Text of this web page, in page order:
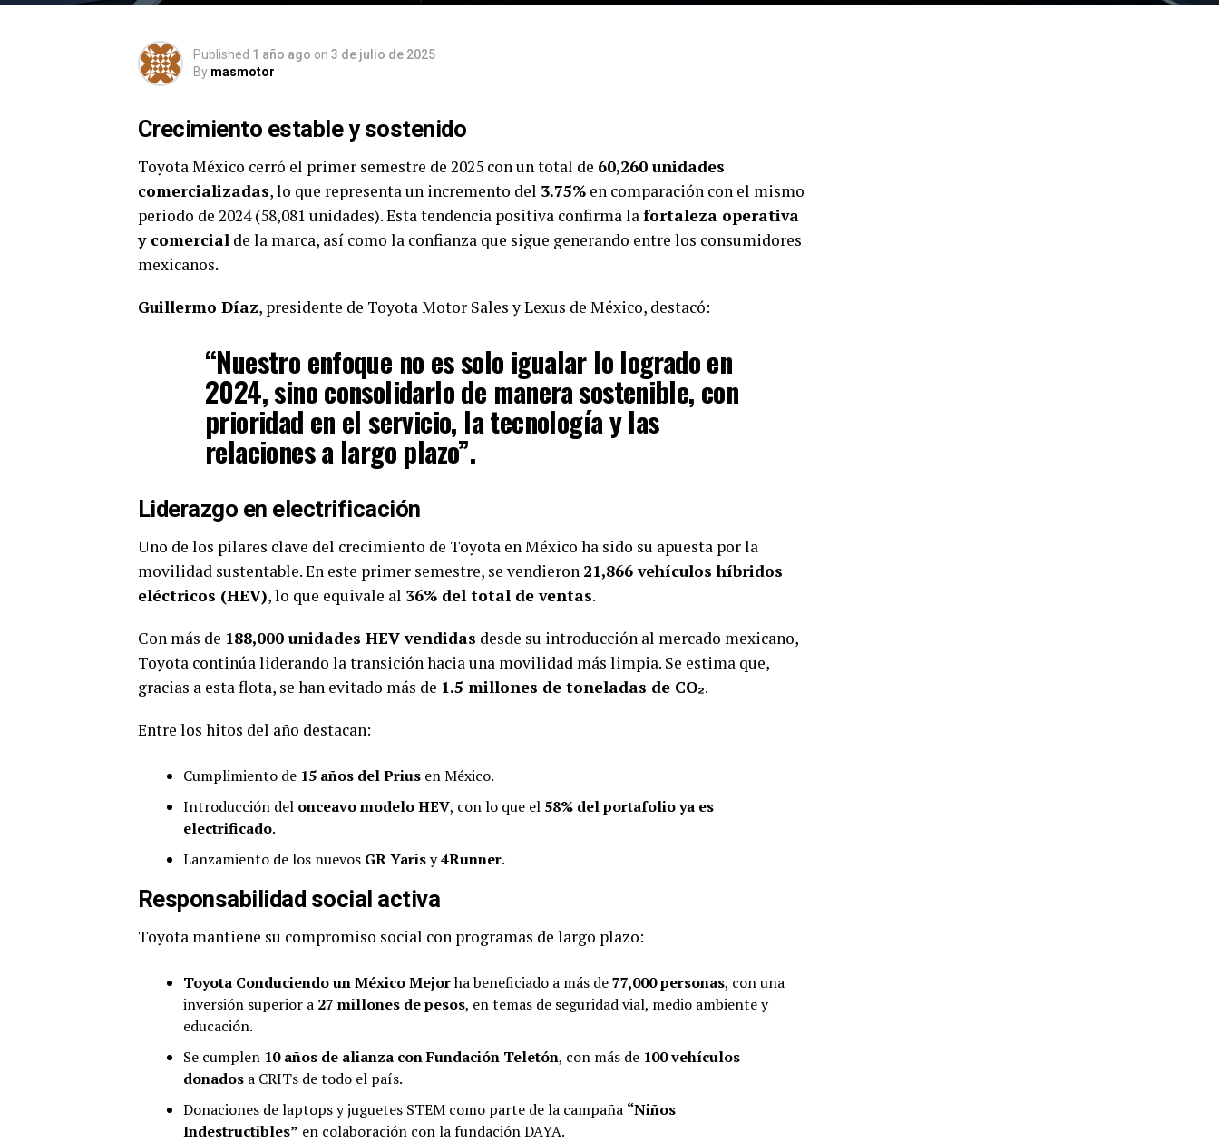
Published 1 año ago on 3 de julio de 2025
By masmotor
Crecimiento estable y sostenido
Toyota México cerró el primer semestre de 2025 con un total de 60,260 unidades
comercializadas, lo que representa un incremento del 3.75% en comparación con el mismo
periodo de 2024 (58,081 unidades). Esta tendencia positiva confirma lafortaleza operativa
y comercial de la marca, así como la confianza que sigue generando entre los consumidores
mexicanos.
Guillermo Díaz, presidente de Toyota Motor Sales y Lexus de México, destacó:
“Nuestro enfoque no es solo igualar lo logrado en
2024, sino consolidarlo de manera sostenible, con
prioridad en el servicio, la tecnología y las
relaciones a largo plazo”.
Liderazgo en electrificación
Uno de los pilares clave del crecimiento de Toyota en México ha sido su apuesta por la
movilidad sustentable. En este primer semestre, se vendieron 21,866 vehículos híbridos
eléctricos (HEV), lo que equivale al 36% del total de ventas.
Con más de 188,000 unidades HEV vendidas desde su introducción al mercado mexicano,
Toyota continúa liderando la transición hacia una movilidad más limpia. Se estima que,
gracias a esta flota, se han evitado más de 1.5 millones de toneladas de CO₂.
Entre los hitos del año destacan:
Cumplimiento de 15 años del Prius en México.
Introducción del onceavo modelo HEV, con lo que el 58% del portafolio ya es
electrificado.
Lanzamiento de los nuevos GR Yarisy4Runner.
Responsabilidad social activa
Toyota mantiene su compromiso social con programas de largo plazo:
Toyota Conduciendo un México Mejorha beneficiado a más de77,000 personas, con una
inversión superior a 27 millones de pesos, en temas de seguridad vial, medio ambiente y
educación.
Se cumplen 10 años de alianza con Fundación Teletón, con más de 100 vehículos
donados a CRITs de todo el país.
Donaciones de laptops y juguetes STEM como parte de la campaña “Niños
Indestructibles” en colaboración con la fundación DAYA.